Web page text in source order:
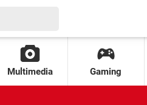
Multimedia Gaming